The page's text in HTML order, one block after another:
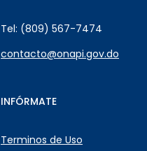
Tel: (809) 567-7474
contacto@onapi.gov.do
INFÓRMATE
Terminos de Uso